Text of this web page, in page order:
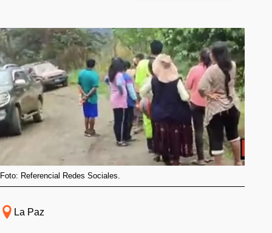
Foto: Referencial Redes Sociales.
La Paz